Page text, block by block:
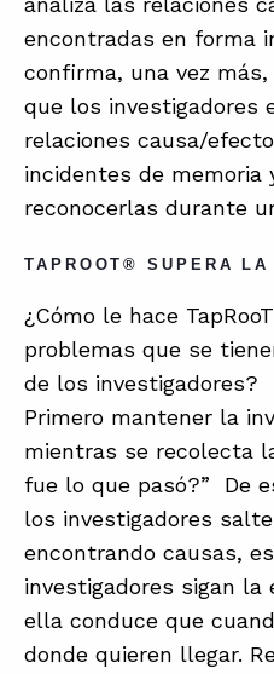
encontradas en forma
confirma, una vez
que los investigadores
relaciones causa/
incidentes de memoria
reconocerlas durante
TAPROOT® SUPERA
¿Cómo le hace
problemas que se
de los investigadores?
Primero mantener la
mientras se recolecta
fue lo que pasó?” De
los investigadores
encontrando causas,
investigadores sigan la
ella conduce que
donde quieren llegar.